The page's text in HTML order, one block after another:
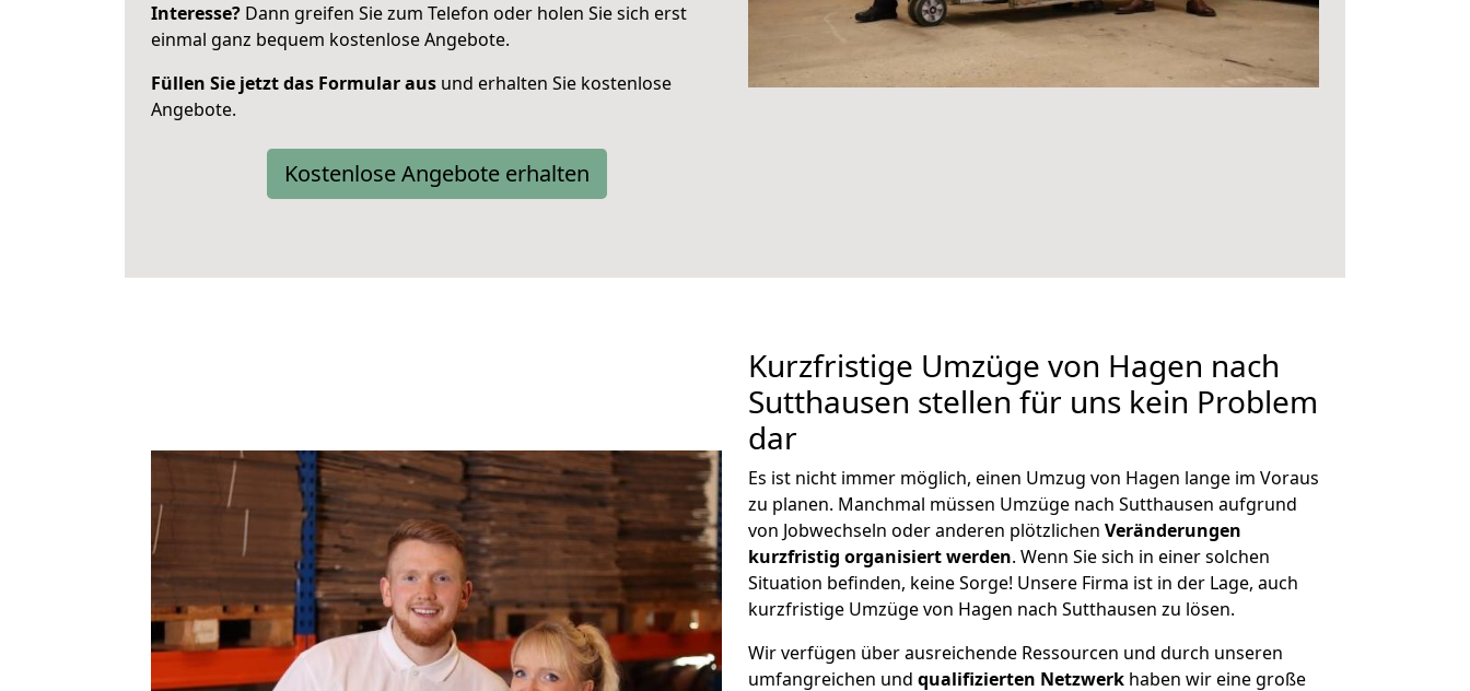
Interesse? Dann greifen Sie zum Telefon oder holen Sie sich erst
einmal ganz bequem kostenlose Angebote.
Füllen Sie jetzt das Formular aus und erhalten Sie kostenlose
Angebote.
Kostenlose Angebote erhalten
Kurzfristige Umzüge von Hagen nach
Sutthausen stellen für uns kein Problem
dar
Es ist nicht immer möglich, einen Umzug von Hagen lange im Voraus
zu planen. Manchmal müssen Umzüge nach Sutthausen aufgrund
von Jobwechseln oder anderen plötzlichen Veränderungen
kurzfristig organisiert werden. Wenn Sie sich in einer solchen
Situation befinden, keine Sorge! Unsere Firma ist in der Lage, auch
kurzfristige Umzüge von Hagen nach Sutthausen zu lösen.
Wir verfügen über ausreichende Ressourcen und durch unseren
umfangreichen und qualifizierten Netzwerk haben wir eine große